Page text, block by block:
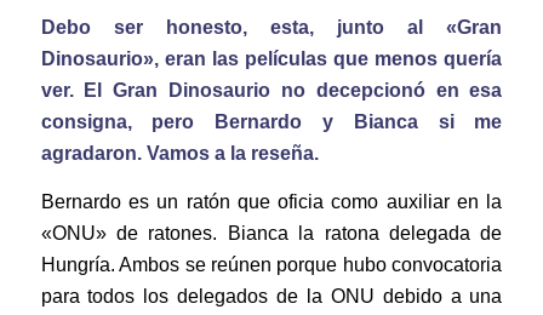
Debo ser honesto, esta, junto al «Gran
Dinosaurio», eran las películas que menos quería
ver. El Gran Dinosaurio no decepcionó en esa
consigna, pero Bernardo y Bianca si me
agradaron. Vamos a la reseña.
Bernardo es un ratón que oficia como auxiliar en la
«ONU» de ratones. Bianca la ratona delegada de
Hungría. Ambos se reúnen porque hubo convocatoria
para todos los delegados de la ONU debido a una